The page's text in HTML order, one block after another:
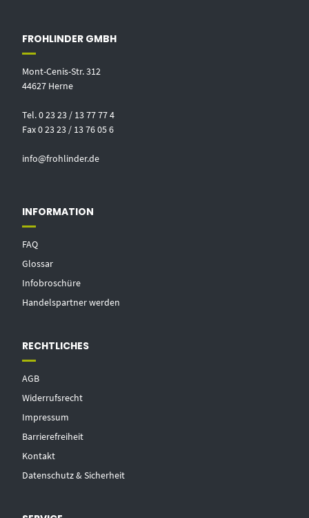
FROHLINDER GMBH
Mont-Cenis-Str. 312
44627 Herne
Tel. 0 23 23 / 13 77 77 4
Fax 0 23 23 / 13 76 05 6
info@frohlinder.de
INFORMATION
FAQ
Glossar
Infobroschüre
Handelspartner werden
RECHTLICHES
AGB
Widerrufsrecht
Impressum
Barrierefreiheit
Kontakt
Datenschutz & Sicherheit